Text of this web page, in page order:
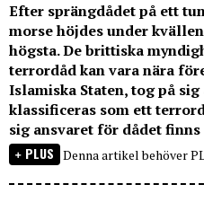
Efter sprängdådet på ett
morse höjdes under
högsta. De brittiska
terrordåd kan vara nära
Islamiska Staten, tog på
klassificeras som ett
sig ansvaret för dådet finns
PLUS Denna artikel behöver